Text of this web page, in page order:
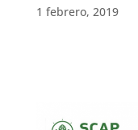
1 febrero, 2019